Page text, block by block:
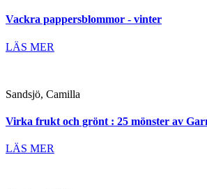
Vackra pappersblommor - vinter
LÄS MER
Sandsjö, Camilla
Virka frukt och grönt : 25 mönster av
LÄS MER